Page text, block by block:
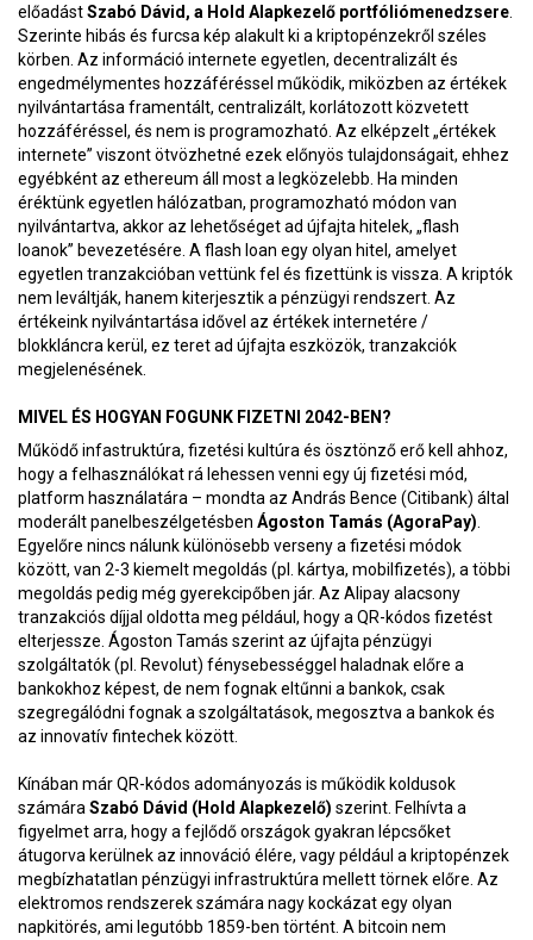
előadástSzabó Dávid, a Hold Alapkezelő portfóliómenedzsere
Szerinte hibás és furcsa kép alakult ki a kriptopénzekről széles
körben. Az információ internete egyetlen, decentralizált és
engedmélymentes hozzáféréssel működik, miközben az értékek
nyilvántartása framentált, centralizált, korlátozott közvetett
hozzáféréssel, és nem is programozható. Az elképzelt „értékek
internete” viszont ötvözhetné ezek előnyös tulajdonságait, ehhez
egyébként az ethereum áll most a legközelebb. Ha minden
éréktünk egyetlen hálózatban, programozható módon van
nyilvántartva, akkor az lehetőséget ad újfajta hitelek, „flash
loanok” bevezetésére. A flash loan egy olyan hitel, amelyet
egyetlen tranzakcióban vettünk fel és fizettünk is vissza. A kriptók
nem leváltják, hanem kiterjesztik a pénzügyi rendszert. Az
értékeink nyilvántartása idővel az értékek internetére /
blokkláncra kerül, ez teret ad újfajta eszközök, tranzakciók
megjelenésének.
MIVEL ÉS HOGYAN FOGUNK FIZETNI 2042-BEN?
Működő infastruktúra, fizetési kultúra és ösztönző erő kell ahhoz,
hogy a felhasználókat rá lehessen venni egy új fizetési mód,
platform használatára – mondta az András Bence (Citibank) által
moderált panelbeszélgetésben Ágoston Tamás (AgoraPay)
Egyelőre nincs nálunk különösebb verseny a fizetési módok
között, van 2-3 kiemelt megoldás (pl. kártya, mobilfizetés), a többi
megoldás pedig még gyerekcipőben jár. Az Alipay alacsony
tranzakciós díjjal oldotta meg például, hogy a QR-kódos fizetést
elterjessze. Ágoston Tamás szerint az újfajta pénzügyi
szolgáltatók (pl. Revolut) fénysebességgel haladnak előre a
bankokhoz képest, de nem fognak eltűnni a bankok, csak
szegregálódni fognak a szolgáltatások, megosztva a bankok és
az innovatív fintechek között.
Kínában már QR-kódos adományozás is működik koldusok
számára Szabó Dávid (Hold Alapkezelő) szerint. Felhívta a
figyelmet arra, hogy a fejlődő országok gyakran lépcsőket
átugorva kerülnek az innováció élére, vagy például a kriptopénzek
megbízhatatlan pénzügyi infrastruktúra mellett törnek előre. Az
elektromos rendszerek számára nagy kockázat egy olyan
napkitörés, ami legutóbb 1859-ben történt. A bitcoin nem